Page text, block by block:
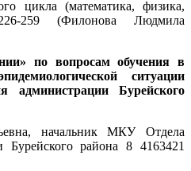
цикла (математика, физика,
259 (Филонова Людмила
по вопросам обучения в
ситуации
Бурейского
начальник МКУ Отдела
Бурейского района 8 4163421